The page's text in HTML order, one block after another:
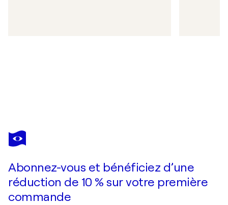
Abonnez-vous et bénéficiez d’une
réduction de 10 % sur votre première
commande